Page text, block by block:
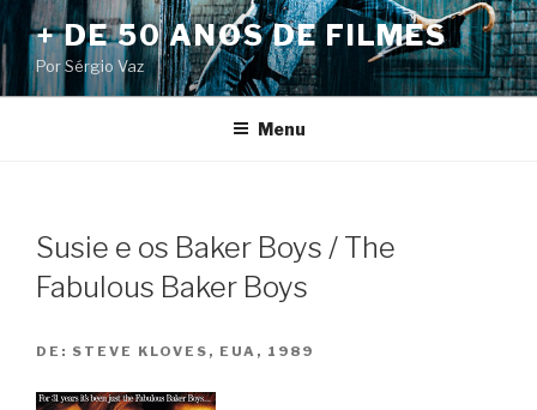
Pular
para
o
conteúdo
+ DE 50 ANOS DE FILMES
Por Sérgio Vaz
Menu
Susie e os Baker Boys / The
Fabulous Baker Boys
DE: STEVE KLOVES, EUA, 1989